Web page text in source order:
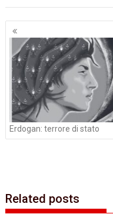
Navigazione
articoli
Erdogan: terrore di stato
Related posts